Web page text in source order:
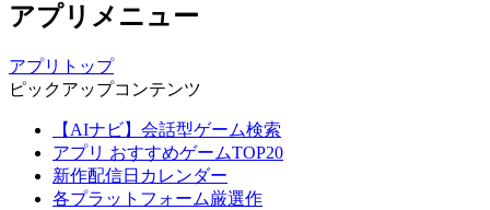
アプリメニュー
アプリトップ
ピックアップコンテンツ
【AIナビ】会話型ゲーム検索
アプリ おすすめゲームTOP20
新作配信日カレンダー
各プラットフォーム厳選作